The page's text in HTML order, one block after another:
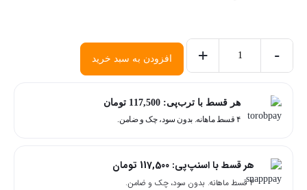
کریتیو
شماره
حجم
100
-
+ افزودن به سبد خرید
هر قسط با ترب‌پی: 117,500 تومان
۴ قسط ماهانه. بدون سود، چک و ضامن.
هر قسط با اسنپ‌پی: 117,500 تومان
۴ قسط ماهانه. بدون سود، چک و ضامن.